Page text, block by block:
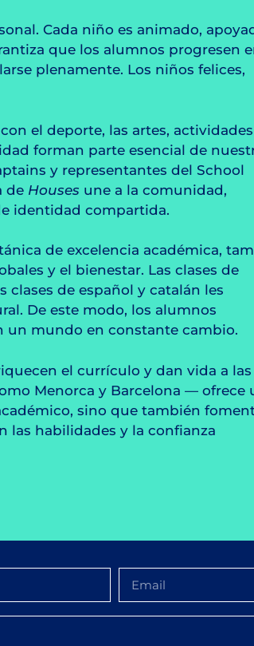
Cada niño es animado,
que los alumnos progresen
plenamente. Los niños felices,
el deporte, las artes, actividades
forman parte esencial de
y representantes del School
de Houses une a la comunidad,
identidad compartida.
de excelencia académica,
y el bienestar. Las clases de
de español y catalán les
De este modo, los alumnos
un mundo en constante cambio.
el currículo y dan vida a las
Menorca y Barcelona — ofrece
sino que también
las habilidades y la confianza